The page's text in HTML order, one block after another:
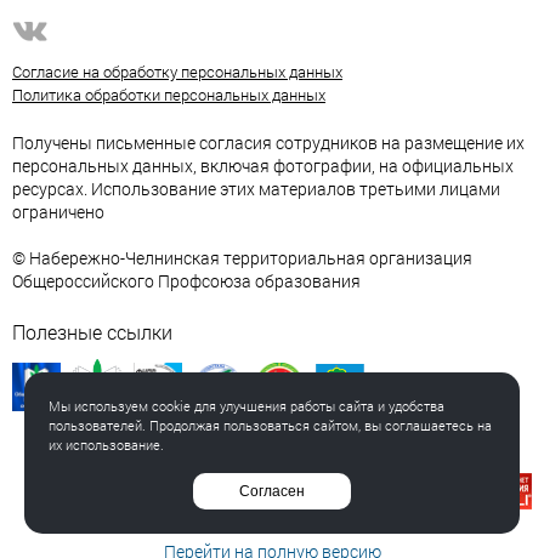
Согласие на обработку персональных данных
Политика обработки персональных данных
Получены письменные согласия сотрудников на размещение их
персональных данных, включая фотографии, на официальных
ресурсах. Использование этих материалов третьими лицами
ограничено
© Набережно-Челнинская территориальная организация
Общероссийского Профсоюза образования
Полезные ссылки
Интернет-студия LELI
Перейти на полную версию
Мы используем cookie для улучшения работы сайта и удобства
пользователей. Продолжая пользоваться сайтом, вы соглашаетесь на
их использование.
Согласен